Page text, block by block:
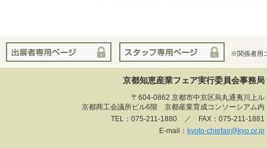
※関係者用
京都知恵産業フェア実行委員会事務局
〒604-0862 京都市中京区烏丸通夷川上ル
京都商工会議所ビル6階 京都産業育成コンソーシアム内
TEL：075-211-1880 ／ FAX：075-211-1881
E-mail： kyoto-chiefair@kyo.or.jp